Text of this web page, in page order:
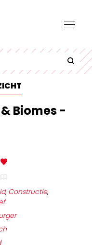
Biomes -
, Constructie,